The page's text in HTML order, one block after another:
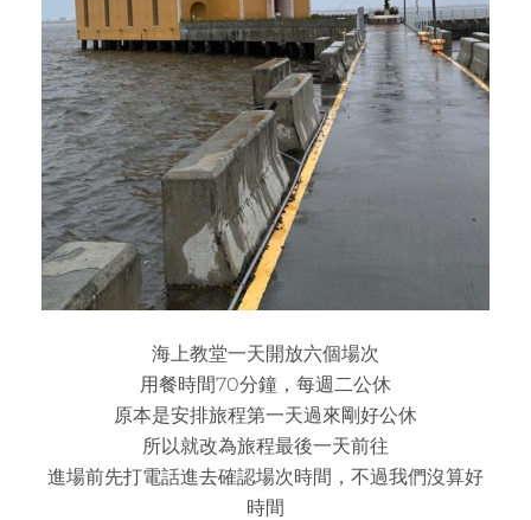
海上教堂一天開放六個場次
用餐時間70分鐘，每週二公休
原本是安排旅程第一天過來剛好公休
所以就改為旅程最後一天前往
進場前先打電話進去確認場次時間，不過我們沒算好
時間